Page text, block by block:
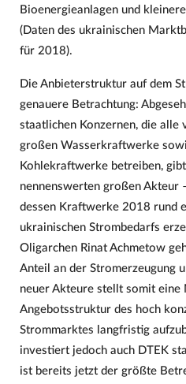
Bioenergieanlagen und
(Daten des ukrainischen
für 2018).
Die Anbieterstruktur auf dem
genauere Betrachtung:
staatlichen Konzernen, die
großen Wasserkraftwerke
Kohlekraftwerke betreiben,
nennenswerten großen Akteur
dessen Kraftwerke 2018 rund
ukrainischen Strombedarfs
Oligarchen Rinat Achmetow
Anteil an der Stromerzeugung
neuer Akteure stellt somit eine
Angebotsstruktur des hoch
Strommarktes langfristig
investiert jedoch auch DTEK
ist bereits jetzt der größte